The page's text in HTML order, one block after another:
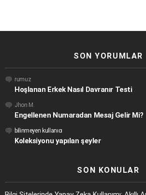
SON YORUMLAR
rumuz
Hoşlanan Erkek Nasıl Davranır Testi
Jhon M.
Engellenen Numaradan Mesaj Gelir Mi?
bilinmeyen kullanıcı
Koleksiyonu yapılan şeyler
SON KONULAR